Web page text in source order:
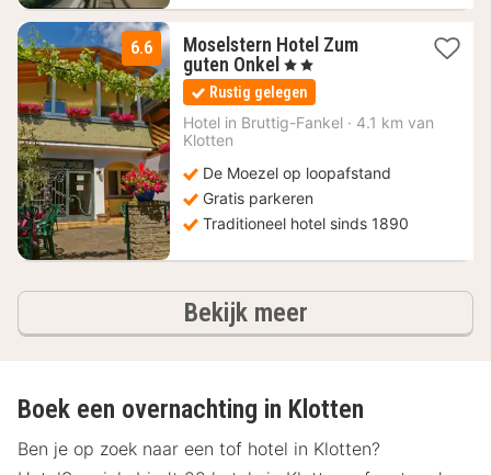
6.6
Moselstern Hotel Zum
guten Onkel 1
nacht
vanaf
81,77
, 2 Sterren
Rustig gelegen
Hotel in Bruttig-Fankel · 4.1 km van
Klotten
De Moezel op loopafstand
Gratis parkeren
Traditioneel hotel sinds 1890
Bekijk meerhotels
Boek een overnachting in Klotten
Ben je op zoek naar een tof hotel in Klotten?